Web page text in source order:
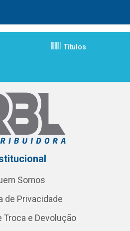
Títulos
Somos
de Privacidade
Troca e Devolução